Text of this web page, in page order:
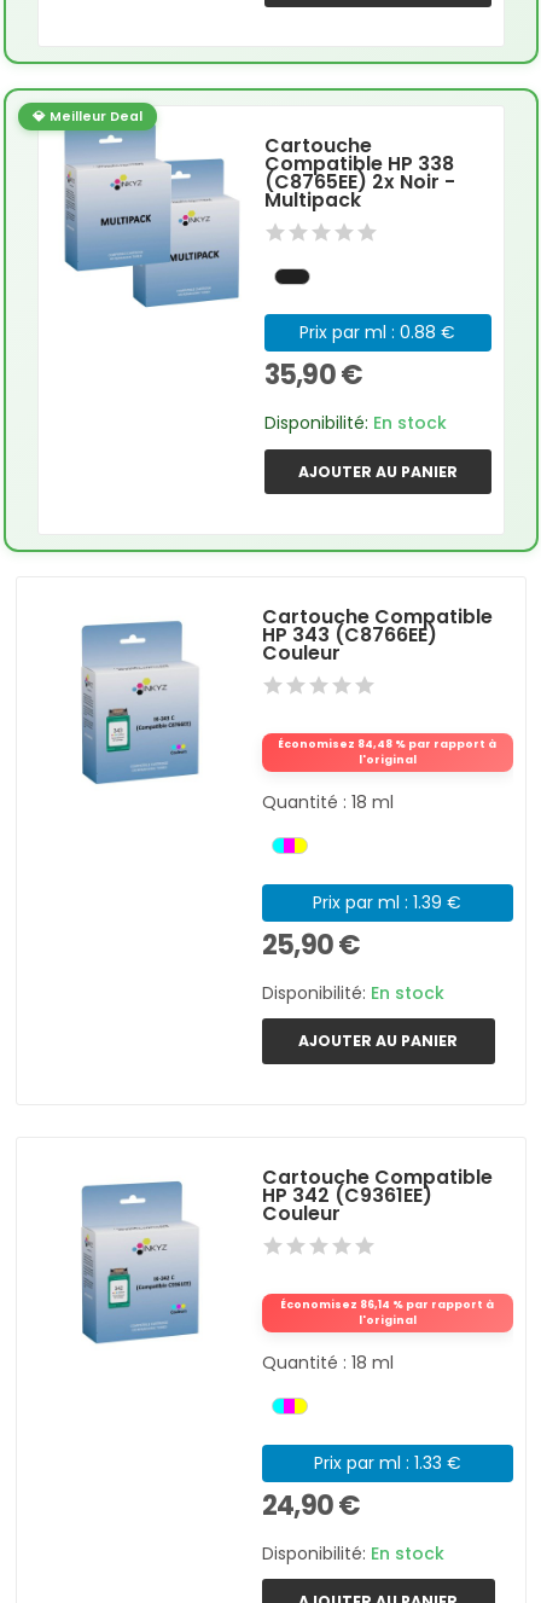
💎 Meilleur Deal
Cartouche
Compatible HP 338
(C8765EE) 2x Noir -
Multipack
Prix par ml : 0.88 €
35,90 €
Disponibilité: En stock
AJOUTER AU PANIER
Cartouche Compatible
HP 343 (C8766EE)
Couleur
Économisez 84,48 % par rapport à
l'original
Quantité : 18 ml
Prix par ml : 1.39 €
25,90 €
Disponibilité: En stock
AJOUTER AU PANIER
Cartouche Compatible
HP 342 (C9361EE)
Couleur
Économisez 86,14 % par rapport à
l'original
Quantité : 18 ml
Prix par ml : 1.33 €
24,90 €
Disponibilité: En stock